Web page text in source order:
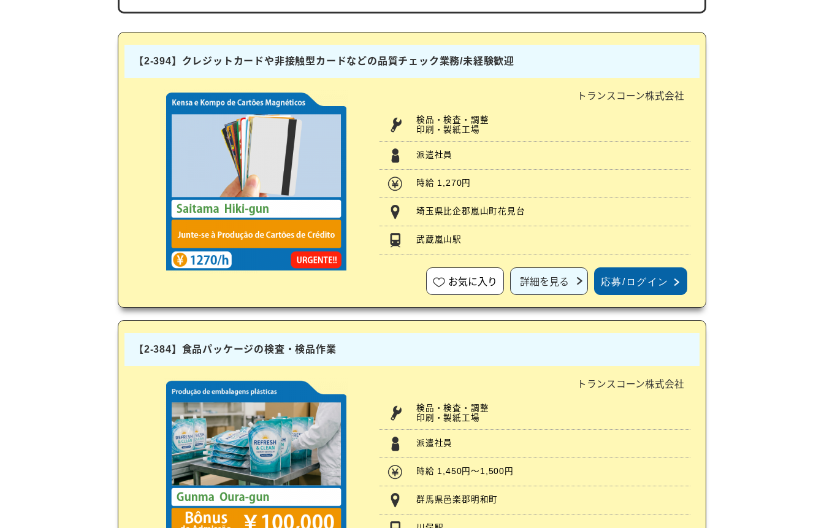
【2-394】クレジットカードや非接触型カードなどの品質チェック業務/未経験歓迎
トランスコーン株式会社
検品・検査・調整
印刷・製紙工場
派遣社員
時給 1,270円
埼玉県比企郡嵐山町花見台
武蔵嵐山駅
お気に入り 詳細を見る 応募/ログイン
【2-384】食品パッケージの検査・検品作業
トランスコーン株式会社
検品・検査・調整
印刷・製紙工場
派遣社員
時給 1,450円～1,500円
群馬県邑楽郡明和町